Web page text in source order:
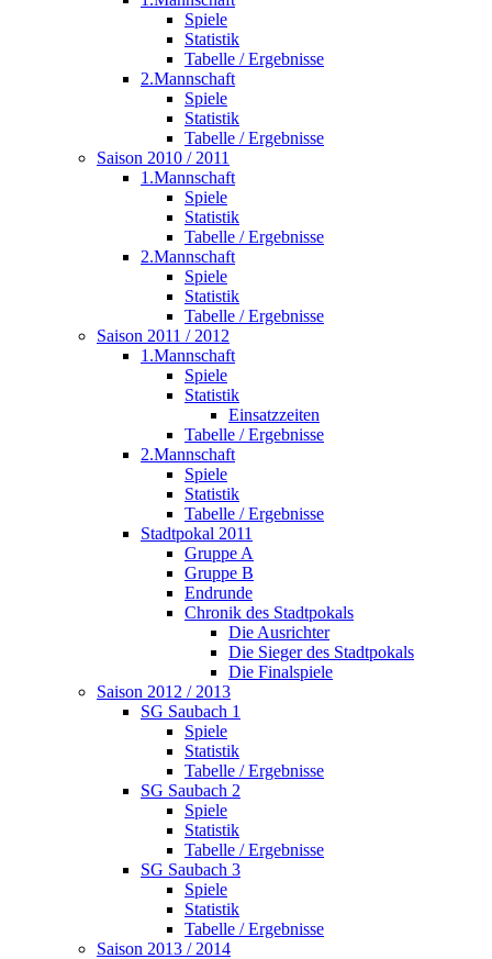
Spiele
Statistik
Tabelle / Ergebnisse
2.Mannschaft
Spiele
Statistik
Tabelle / Ergebnisse
Saison 2010 / 2011
1.Mannschaft
Spiele
Statistik
Tabelle / Ergebnisse
2.Mannschaft
Spiele
Statistik
Tabelle / Ergebnisse
Saison 2011 / 2012
1.Mannschaft
Spiele
Statistik
Einsatzzeiten
Tabelle / Ergebnisse
2.Mannschaft
Spiele
Statistik
Tabelle / Ergebnisse
Stadtpokal 2011
Gruppe A
Gruppe B
Endrunde
Chronik des Stadtpokals
Die Ausrichter
Die Sieger des Stadtpokals
Die Finalspiele
Saison 2012 / 2013
SG Saubach 1
Spiele
Statistik
Tabelle / Ergebnisse
SG Saubach 2
Spiele
Statistik
Tabelle / Ergebnisse
SG Saubach 3
Spiele
Statistik
Tabelle / Ergebnisse
Saison 2013 / 2014